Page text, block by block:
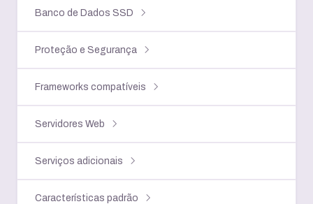
Banco de Dados SSD
Proteção e Segurança
Frameworks compatíveis
Servidores Web
Serviços adicionais
Características padrão